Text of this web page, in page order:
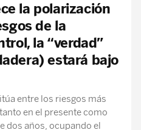
la polarización
de la
la “verdad”
estará bajo
entre los riesgos más
en el presente como
dos años, ocupando el